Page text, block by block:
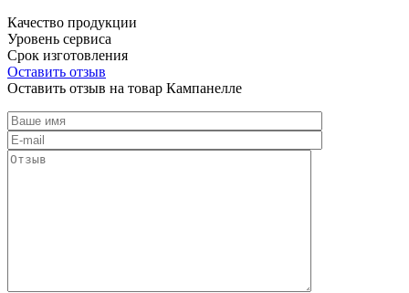
Качество продукции
Уровень сервиса
Срок изготовления
Оставить отзыв
Оставить отзыв на товар Кампанелле